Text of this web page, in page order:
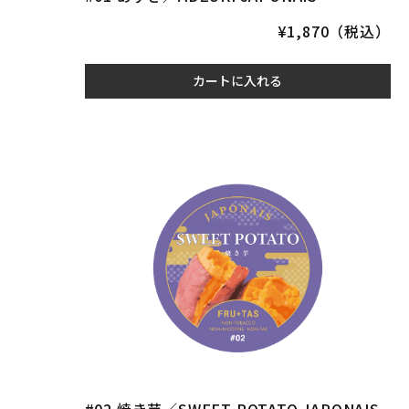
¥1,870（税込）
カートに入れる